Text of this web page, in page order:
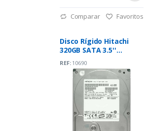
Comparar Favoritos
Disco Rígido Hitachi
320GB SATA 3.5''
REF:10690